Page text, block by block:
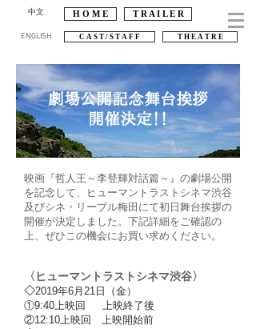
中文
ENGLISH
H O M E T R A I L E R
C A S T / S T A F F T H E A T R E
​劇場公開記念舞台挨拶
開催決定！！
映画『哲人王～李登輝対話篇～』の劇場公開
を記念して、ヒューマントラストシネマ渋谷
及びシネ・リーブル梅田にて初日舞台挨拶の
開催が決定しました。下記詳細をご確認の
上、ぜひこの機会にお買い求めください。
〈ヒューマントラストシネマ渋谷〉
◇2019年6月21日（金）
①9:40上映回 上映終了後
②12:10上映回 上映開始前